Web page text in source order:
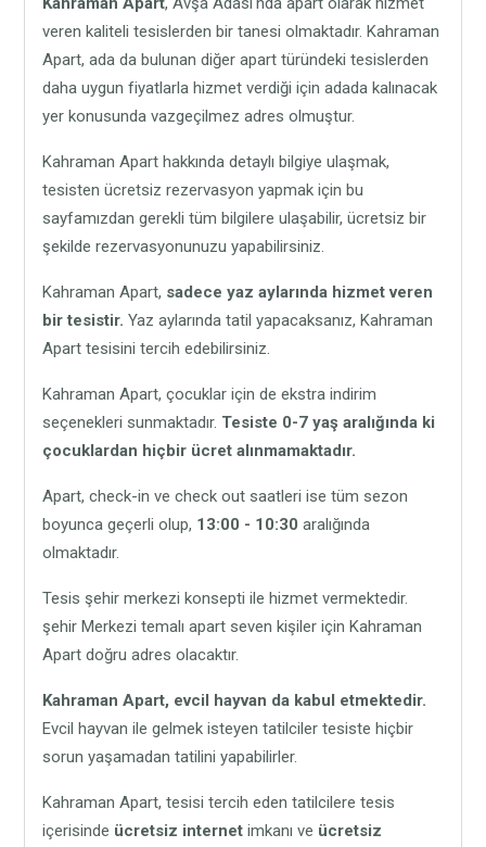
veren kaliteli tesislerden bir tanesi olmaktadır. Kahraman
Apart, ada da bulunan diğer apart türündeki tesislerden
daha uygun fiyatlarla hizmet verdiği için adada kalınacak
yer konusunda vazgeçilmez adres olmuştur.
Kahraman Apart hakkında detaylı bilgiye ulaşmak,
tesisten ücretsiz rezervasyon yapmak için bu
sayfamızdan gerekli tüm bilgilere ulaşabilir, ücretsiz bir
şekilde rezervasyonunuzu yapabilirsiniz.
Kahraman Apart, sadece yaz aylarında hizmet veren
bir tesistir. Yaz aylarında tatil yapacaksanız, Kahraman
Apart tesisini tercih edebilirsiniz.
Kahraman Apart, çocuklar için de ekstra indirim
seçenekleri sunmaktadır. Tesiste 0-7 yaş aralığında ki
çocuklardan hiçbir ücret alınmamaktadır.
Apart, check-in ve check out saatleri ise tüm sezon
boyunca geçerli olup, 13:00 - 10:30 aralığında
olmaktadır.
Tesis şehir merkezi konsepti ile hizmet vermektedir.
şehir Merkezi temalı apart seven kişiler için Kahraman
Apart doğru adres olacaktır.
Kahraman Apart, evcil hayvan da kabul etmektedir.
Evcil hayvan ile gelmek isteyen tatilciler tesiste hiçbir
sorun yaşamadan tatilini yapabilirler.
Kahraman Apart, tesisi tercih eden tatilcilere tesis
içerisinde ücretsiz internet imkanı ve ücretsiz